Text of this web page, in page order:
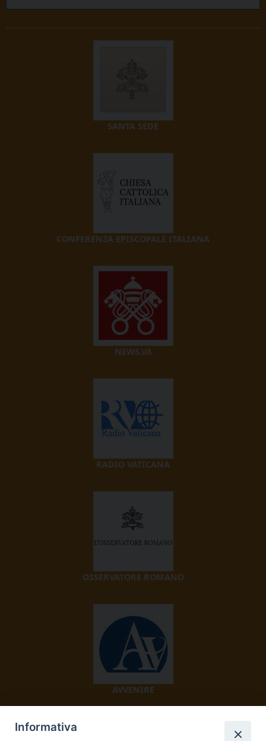
SANTA SEDE
CONFERENZA EPISCOPALE ITALIANA
NEWS.VA
RADIO VATICANA
OSSERVATORE ROMANO
AVVENIRE
Informativa